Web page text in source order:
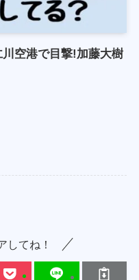
空港で目撃!加藤大樹
してね！